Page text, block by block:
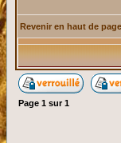
Revenir en haut de page
Page 1 sur1